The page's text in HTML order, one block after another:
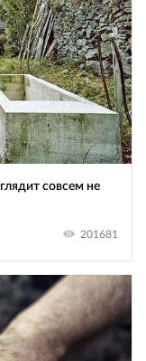
совсем не
201681